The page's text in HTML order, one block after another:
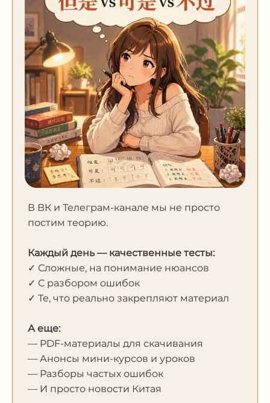
В ВК и Телеграм-канале мы не просто
постим теорию.
Каждый день — качественные тесты:
✓ Сложные, на понимание нюансов
✓ С разбором ошибок
✓ Те, что реально закрепляют материал
А еще:
— PDF-материалы для скачивания
— Анонсы мини-курсов и уроков
— Разборы частых ошибок
— И просто новости Китая